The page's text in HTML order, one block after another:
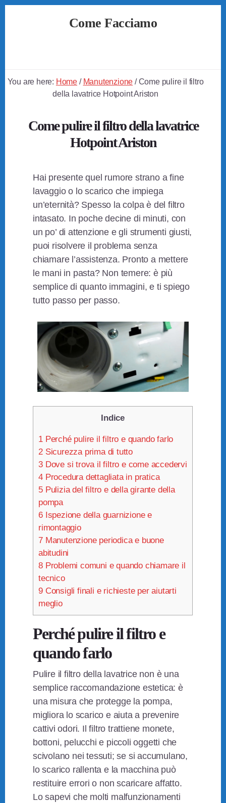
Come Facciamo
Quotidiani
You are here: Home / Manutenzione /Come pulire il filtro
della lavatrice Hotpoint Ariston​
Come pulire il filtro della lavatrice
Hotpoint Ariston​
Hai presente quel rumore strano a fine
lavaggio o lo scarico che impiega
un’eternità? Spesso la colpa è del filtro
intasato. In poche decine di minuti, con
un po’ di attenzione e gli strumenti giusti,
puoi risolvere il problema senza
chiamare l’assistenza. Pronto a mettere
le mani in pasta? Non temere: è più
semplice di quanto immagini, e ti spiego
tutto passo per passo.
Indice
1Perché pulire il filtro e quando farlo
2Sicurezza prima di tutto
3Dove si trova il filtro e come accedervi
4Procedura dettagliata in pratica
5Pulizia del filtro e della girante della
pompa
6Ispezione della guarnizione e
rimontaggio
7Manutenzione periodica e buone
abitudini
8Problemi comuni e quando chiamare il
tecnico
9Consigli finali e richieste per aiutarti
meglio
Perché pulire il filtro e
quando farlo
Pulire il filtro della lavatrice non è una
semplice raccomandazione estetica: è
una misura che protegge la pompa,
migliora lo scarico e aiuta a prevenire
cattivi odori. Il filtro trattiene monete,
bottoni, pelucchi e piccoli oggetti che
scivolano nei tessuti; se si accumulano,
lo scarico rallenta e la macchina può
restituire errori o non scaricare affatto.
Lo sapevi che molti malfunzionamenti